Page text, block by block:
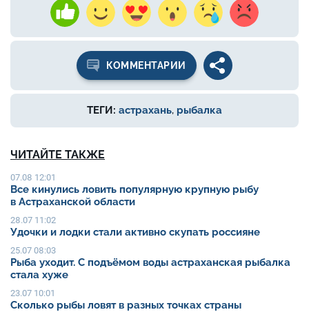
КОММЕНТАРИИ
ТЕГИ: астрахань, рыбалка
ЧИТАЙТЕ ТАКЖЕ
07.08 12:01
Все кинулись ловить популярную крупную рыбу
в Астраханской области
28.07 11:02
Удочки и лодки стали активно скупать россияне
25.07 08:03
Рыба уходит. С подъёмом воды астраханская рыбалка
стала хуже
23.07 10:01
Сколько рыбы ловят в разных точках страны